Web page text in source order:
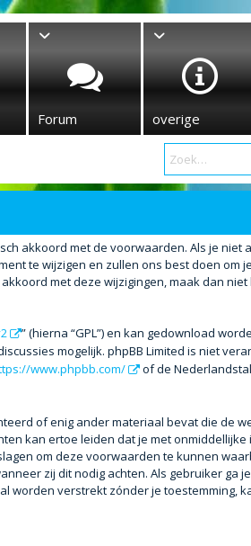
Forum overige
akkoord met de voorwaarden. Als je niet
te wijzigen en zullen ons best doen om
met deze wijzigingen, maak dan
” (hierna “GPL”) en kan gedownload
mogelijk. phpBB Limited is niet
www.phpbb.com/
of de
of enig ander materiaal bevat die de
kan ertoe leiden dat je met
om deze voorwaarden te kunnen
zij dit nodig achten. Als gebruiker ga
verstrekt zónder je toestemming,